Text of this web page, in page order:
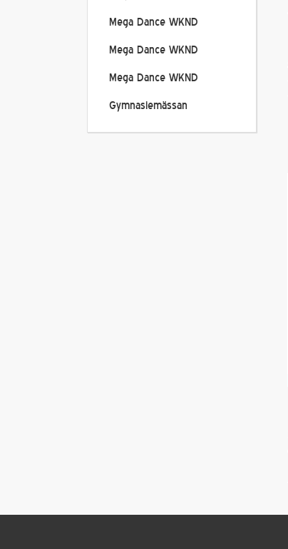
Mega Dance WKND
Mega Dance WKND
Mega Dance WKND
Gymnasiemässan